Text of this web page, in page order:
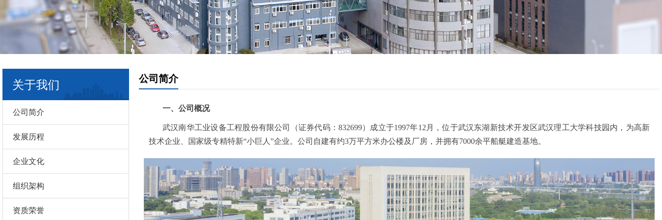
关于我们
公司简介
发展历程
企业文化
组织架构
资质荣誉
公司简介
一、公司概况
武汉南华工业设备工程股份有限公司（证券代码：832699）成立于1997年12月，位于武汉东湖新技术开发区武汉理工大学科技园内，为高新
技术企业、国家级专精特新“小巨人”企业。公司自建有约3万平方米办公楼及厂房，并拥有7000余平船艇建造基地。